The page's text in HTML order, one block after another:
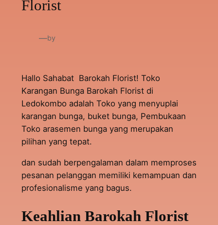
Florist
—by
Hallo Sahabat Barokah Florist! Toko
Karangan Bunga Barokah Florist di
Ledokombo adalah Toko yang menyuplai
karangan bunga, buket bunga, Pembukaan
Toko arasemen bunga yang merupakan
pilihan yang tepat.
dan sudah berpengalaman dalam memproses
pesanan pelanggan memiliki kemampuan dan
profesionalisme yang bagus.
Keahlian Barokah Florist